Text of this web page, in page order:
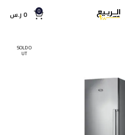
0
0 ر.س
SOLD O
UT